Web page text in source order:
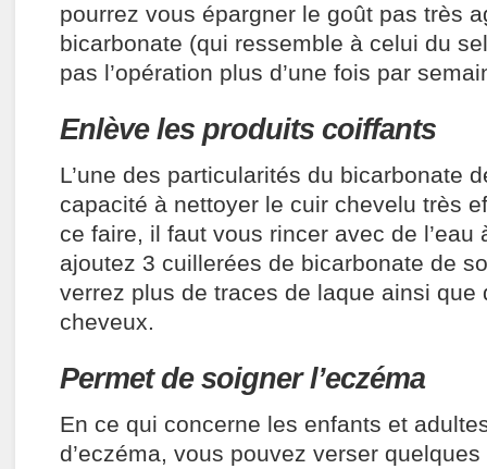
pourrez vous épargner le goût pas très
bicarbonate (qui ressemble à celui du
pas l’opération plus d’une fois par
Enlève les produits coiffants
L’une des particularités du bicarbonate
capacité à nettoyer le cuir chevelu très
ce faire, il faut vous rincer avec de l’eau
ajoutez 3 cuillerées de bicarbonate de
verrez plus de traces de laque ainsi que
cheveux.
Permet de soigner l’eczéma
En ce qui concerne les enfants et
d’eczéma, vous pouvez verser